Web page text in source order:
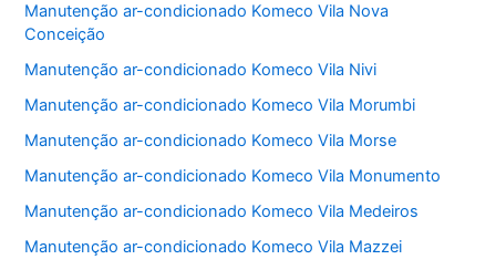
Manutenção ar-condicionado Komeco Vila Nova
Conceição
Manutenção ar-condicionado Komeco Vila Nivi
Manutenção ar-condicionado Komeco Vila Morumbi
Manutenção ar-condicionado Komeco Vila Morse
Manutenção ar-condicionado Komeco Vila Monumento
Manutenção ar-condicionado Komeco Vila Medeiros
Manutenção ar-condicionado Komeco Vila Mazzei